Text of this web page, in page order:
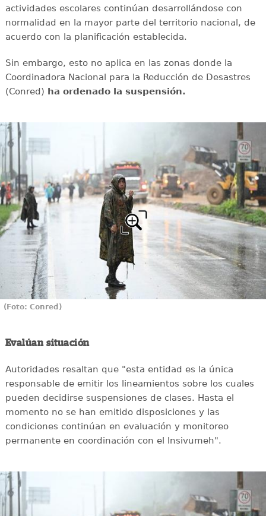
actividades escolares continúan desarrollándose con
normalidad en la mayor parte del territorio nacional, de
acuerdo con la planificación establecida.
Sin embargo, esto no aplica en las zonas donde la
Coordinadora Nacional para la Reducción de Desastres
(Conred) ha ordenado la suspensión.
(Foto: Conred)
Evalúan situación
Autoridades resaltan que "esta entidad es la única
responsable de emitir los lineamientos sobre los cuales
pueden decidirse suspensiones de clases. Hasta el
momento no se han emitido disposiciones y las
condiciones continúan en evaluación y monitoreo
permanente en coordinación con el Insivumeh".